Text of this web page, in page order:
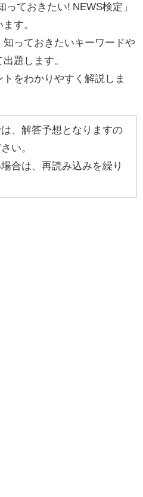
ておきたい! NEWS検定」
す。
っておきたいキーワードや
題します。
をわかりやすく解説しま
、解答予想となりますの
い。
合は、再読み込みを繰り